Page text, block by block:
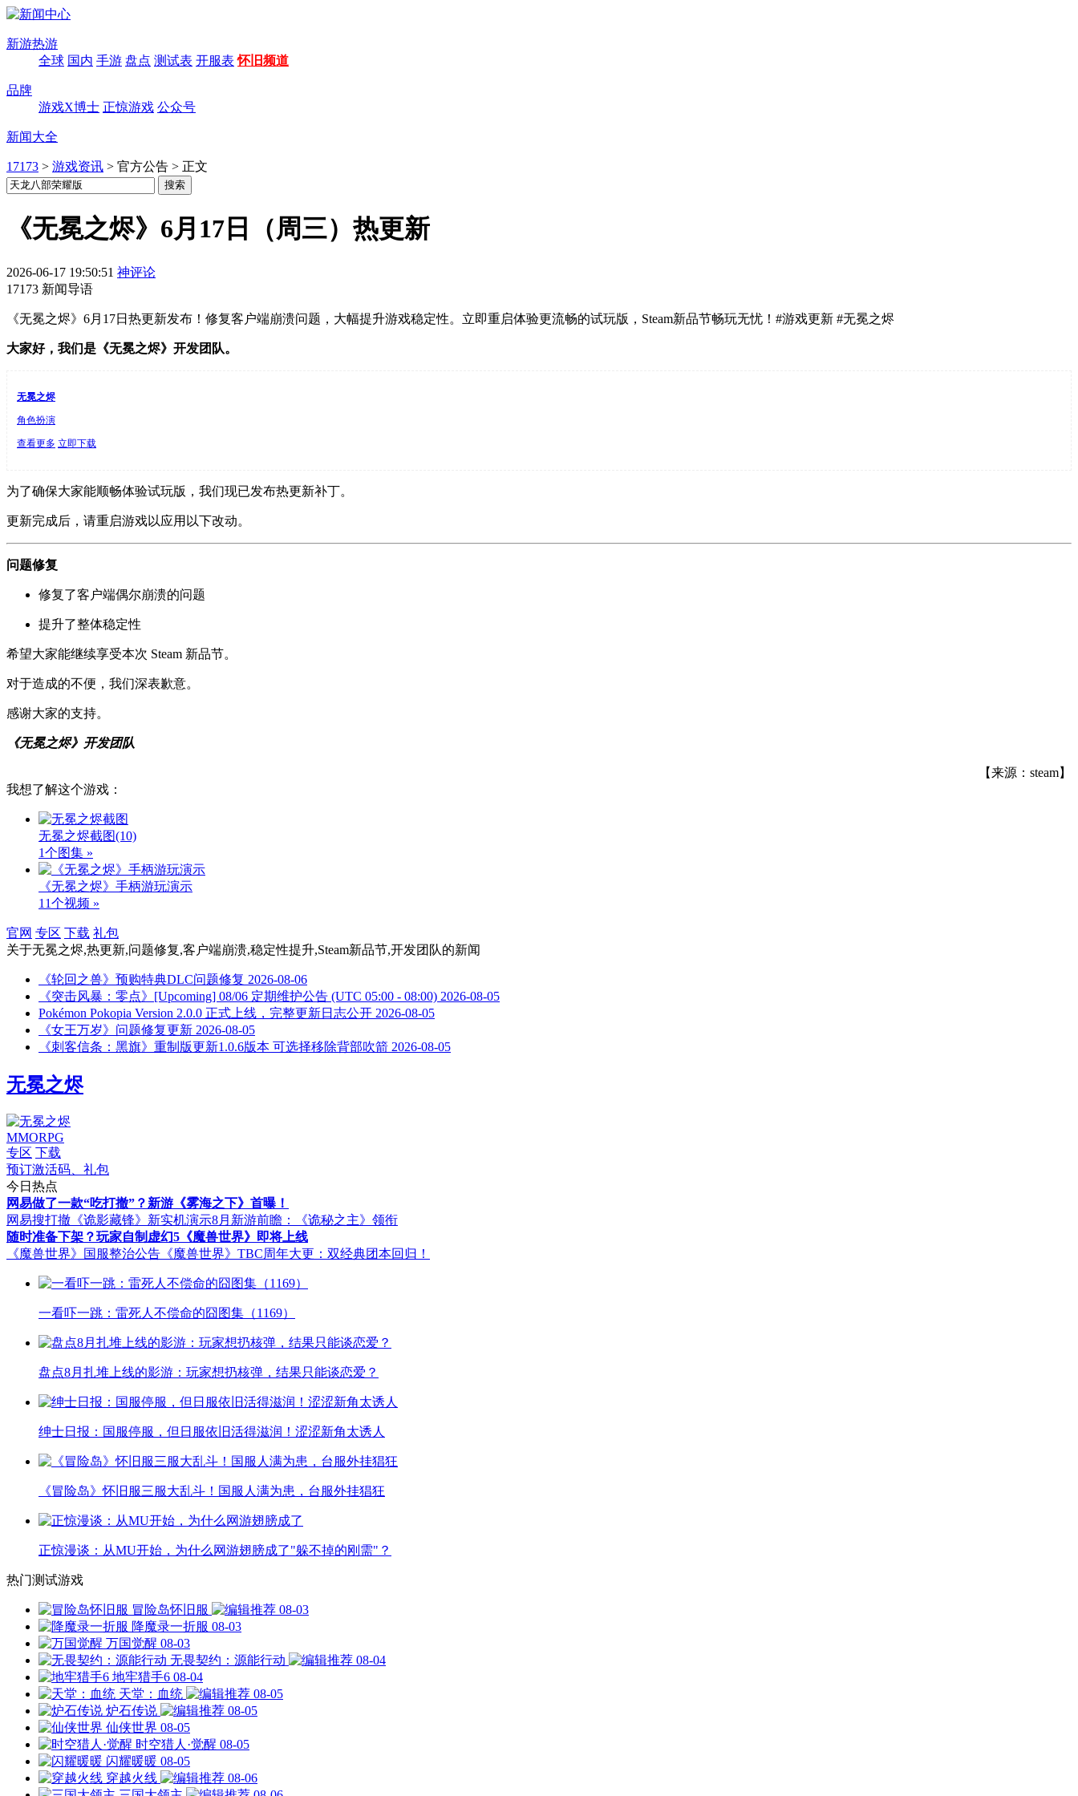
新游热游
全球 国内 手游 盘点 测试表 开服表 怀旧频道
品牌
游戏X博士 正惊游戏 公众号
新闻大全
17173 > 游戏资讯 > 官方公告 > 正文
《无冕之烬》6月17日（周三）热更新
2026-06-17 19:50:51 神评论
17173 新闻导语
《无冕之烬》6月17日热更新发布！修复客户端崩溃问题，大幅提升游戏稳定性。立即重启体验更流畅的试玩版，Steam新品节畅玩无忧！#游戏更新 #无冕之烬
大家好，我们是《无冕之烬》开发团队。
无冕之烬
角色扮演
查看更多 立即下载
为了确保大家能顺畅体验试玩版，我们现已发布热更新补丁。
更新完成后，请重启游戏以应用以下改动。
问题修复
修复了客户端偶尔崩溃的问题
提升了整体稳定性
希望大家能继续享受本次 Steam 新品节。
对于造成的不便，我们深表歉意。
感谢大家的支持。
《无冕之烬》开发团队
【来源：steam】
我想了解这个游戏：
无冕之烬截图(10)
1个图集 »
《无冕之烬》手柄游玩演示
11个视频 »
官网 专区 下载 礼包
关于无冕之烬,热更新,问题修复,客户端崩溃,稳定性提升,Steam新品节,开发团队的新闻
《轮回之兽》预购特典DLC问题修复 2026-08-06
《突击风暴：零点》[Upcoming] 08/06 定期维护公告 (UTC 05:00 - 08:00) 2026-08-05
Pokémon Pokopia Version 2.0.0 正式上线，完整更新日志公开 2026-08-05
《女王万岁》问题修复更新 2026-08-05
《刺客信条：黑旗》重制版更新1.0.6版本 可选择移除背部吹箭 2026-08-05
无冕之烬
MMORPG
专区 下载
预订激活码、礼包
今日热点
网易做了一款“吃打撤”？新游《雾海之下》首曝！
网易搜打撤《诡影藏锋》新实机演示8月新游前瞻：《诡秘之主》领衔
随时准备下架？玩家自制虚幻5《魔兽世界》即将上线
《魔兽世界》国服整治公告 《魔兽世界》TBC周年大更：双经典团本回归！
一看吓一跳：雷死人不偿命的囧图集（1169）
盘点8月扎堆上线的影游：玩家想扔核弹，结果只能谈恋爱？
绅士日报：国服停服，但日服依旧活得滋润！涩涩新角太诱人
《冒险岛》怀旧服三服大乱斗！国服人满为患，台服外挂猖狂
正惊漫谈：从MU开始，为什么网游翅膀成了"躲不掉的刚需"？
热门测试游戏
冒险岛怀旧服
08-03
降魔录一折服 08-03
万国觉醒 08-03
无畏契约：源能行动
08-04
地牢猎手6 08-04
天堂：血统
08-05
炉石传说
08-05
仙侠世界 08-05
时空猎人·觉醒 08-05
闪耀暖暖 08-05
穿越火线
08-06